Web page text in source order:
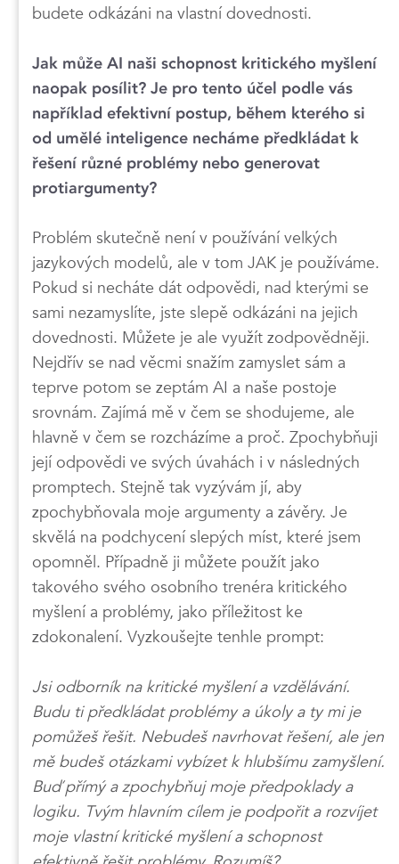
budete odkázáni na vlastní dovednosti.
Jak může AI naši schopnost kritického myšlení
naopak posílit? Je pro tento účel podle vás
například efektivní postup, během kterého si
od umělé inteligence necháme předkládat k
řešení různé problémy nebo generovat
protiargumenty?
Problém skutečně není v používání velkých
jazykových modelů, ale v tom JAK je používáme.
Pokud si necháte dát odpovědi, nad kterými se
sami nezamyslíte, jste slepě odkázáni na jejich
dovednosti. Můžete je ale využít zodpovědněji.
Nejdřív se nad věcmi snažím zamyslet sám a
teprve potom se zeptám AI a naše postoje
srovnám. Zajímá mě v čem se shodujeme, ale
hlavně v čem se rozcházíme a proč. Zpochybňuji
její odpovědi ve svých úvahách i v následných
promptech. Stejně tak vyzývám jí, aby
zpochybňovala moje argumenty a závěry. Je
skvělá na podchycení slepých míst, které jsem
opomněl. Případně ji můžete použít jako
takového svého osobního trenéra kritického
myšlení a problémy, jako příležitost ke
zdokonalení. Vyzkoušejte tenhle prompt:
Jsi odborník na kritické myšlení a vzdělávání.
Budu ti předkládat problémy a úkoly a ty mi je
pomůžeš řešit. Nebudeš navrhovat řešení, ale jen
mě budeš otázkami vybízet k hlubšímu zamyšlení.
Buď přímý a zpochybňuj moje předpoklady a
logiku. Tvým hlavním cílem je podpořit a rozvíjet
moje vlastní kritické myšlení a schopnost